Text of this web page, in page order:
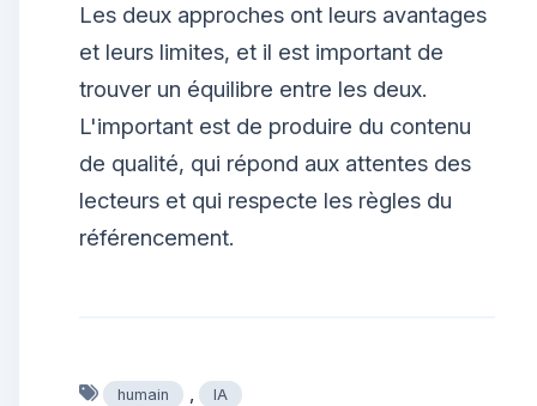
Les deux approches ont leurs avantages
et leurs limites, et il est important de
trouver un équilibre entre les deux.
L'important est de produire du contenu
de qualité, qui répond aux attentes des
lecteurs et qui respecte les règles du
référencement.
humain , IA